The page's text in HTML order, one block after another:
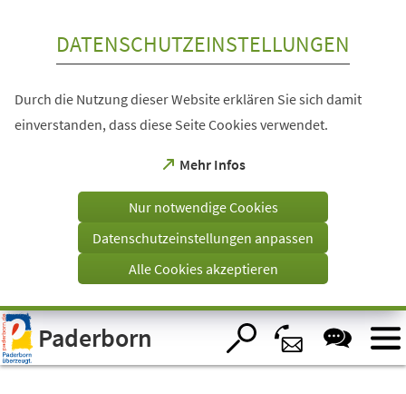
Visuelle
Assistenzsoftware
öffnen.
DATENSCHUTZEINSTELLUNGEN
Durch die Nutzung dieser Website erklären Sie sich damit
einverstanden, dass diese Seite Cookies verwendet.
Mehr Infos
(Öffnet
einem
Tab)
Nur notwendige Cookies
Datenschutzeinstellungen anpassen
Alle Cookies akzeptieren
Paderborn